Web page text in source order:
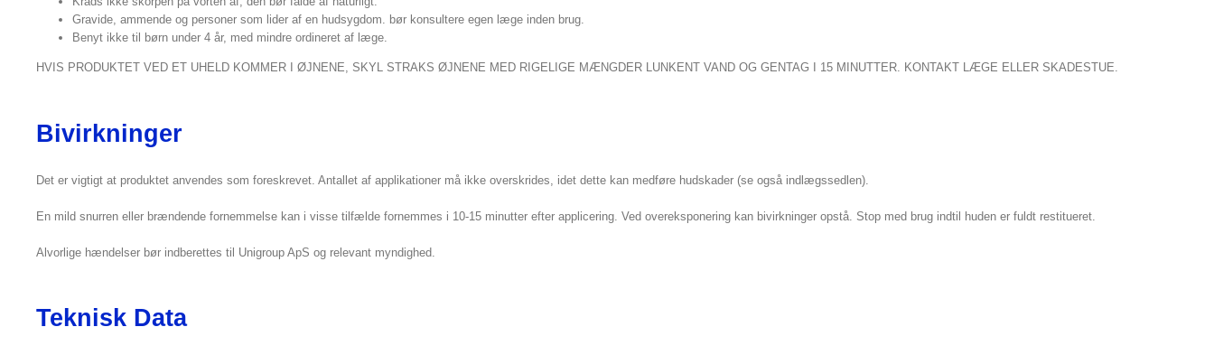
Gravide, ammende og personer som lider af en hudsygdom. bør konsultere egen læge inden brug.
Benyt ikke til børn under 4 år, med mindre ordineret af læge.
HVIS PRODUKTET VED ET UHELD KOMMER I ØJNENE, SKYL STRAKS ØJNENE MED RIGELIGE MÆNGDER LUNKENT VAND OG GENTAG I 15 MINUTTER. KONTAKT LÆGE ELLER SKADESTUE.
Bivirkninger
Det er vigtigt at produktet anvendes som foreskrevet. Antallet af applikationer må ikke overskrides, idet dette kan medføre hudskader (se også indlægssedlen).
En mild snurren eller brændende fornemmelse kan i visse tilfælde fornemmes i 10-15 minutter efter applicering. Ved overeksponering kan bivirkninger opstå. Stop med brug indtil huden er fuldt restitueret.
Alvorlige hændelser bør indberettes til Unigroup ApS og relevant myndighed.
Teknisk Data